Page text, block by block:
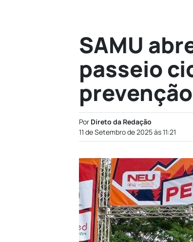
SAMU
passeio
Por Direto da Redação
11 de Setembro de 2025 às 11:21